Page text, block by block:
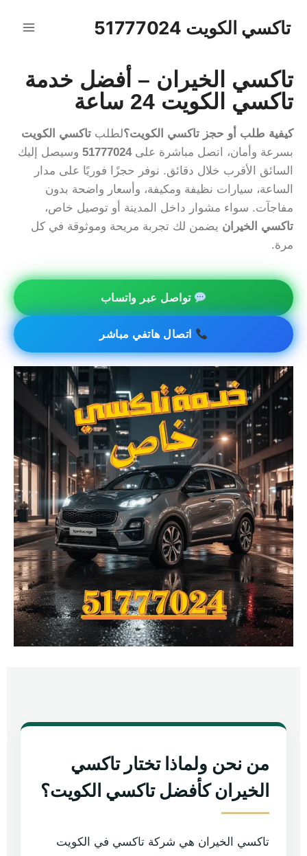
تاكسي الكويت 51777024
تاكسي الخيران – أفضل خدمة
تاكسي الكويت 24 ساعة
كيفية طلب أو حجز تاكسي الكويت؟لطلب تاكسي الكويت
بسرعة وأمان، اتصل مباشرة على51777024 وسيصل إليك
السائق الأقرب خلال دقائق. نوفر حجزًا فوريًا على مدار
الساعة، سيارات نظيفة ومكيفة، وأسعار واضحة بدون
مفاجآت. سواء مشوار داخل المدينة أو توصيل خاص،
تاكسي الخيران يضمن لك تجربة مريحة وموثوقة في كل
مرة.
تواصل عبر واتساب
اتصال هاتفي مباشر
من نحن ولماذا تختار تاكسي
الخيران كأفضل تاكسي الكويت؟
تاكسي الخيران هي شركة تاكسي في الكويت